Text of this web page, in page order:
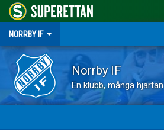
NORRBY IF
Norrby IF
En klubb, många hjärtan